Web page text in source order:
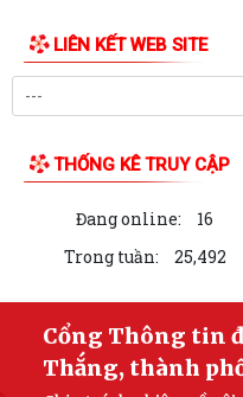
vi thành phố Hải Phòng (Lĩnh
TTHC thực hiện không phụ
vi thành phố Hải Phòng (Lĩnh
TTHC thực hiện không phụ
Danh mục Thủ tục hành
ban nhân dân xã Quyết Thắng
Công bố danh mục thủ tục
hội nghị, hội thảo quốc tế...
Công bố danh mục thủ tục